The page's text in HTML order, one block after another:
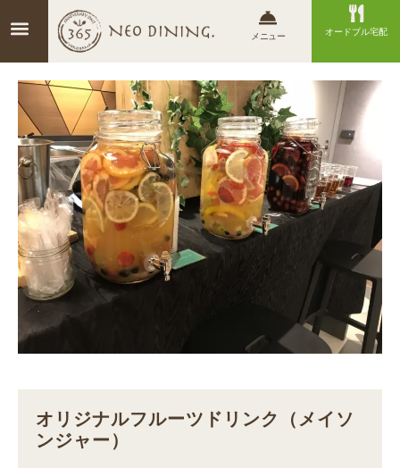
メニュー オードブル宅配
オリジナルフルーツドリンク（メイソ
ンジャー）